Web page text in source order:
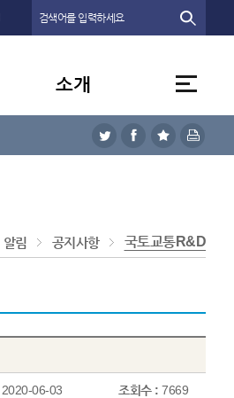
소개
알림 공지사항 국토교통R&D
2020-06-03 조회수 : 7669